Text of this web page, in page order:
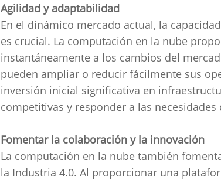
Agilidad y adaptabilidad
En el dinámico mercado actual, la
es crucial. La computación en la nube
instantáneamente a los cambios del
pueden ampliar o reducir fácilmente sus
inversión inicial significativa en
competitivas y responder a las necesidades
Fomentar la colaboración y la innovación
La computación en la nube también
la Industria 4.0. Al proporcionar una